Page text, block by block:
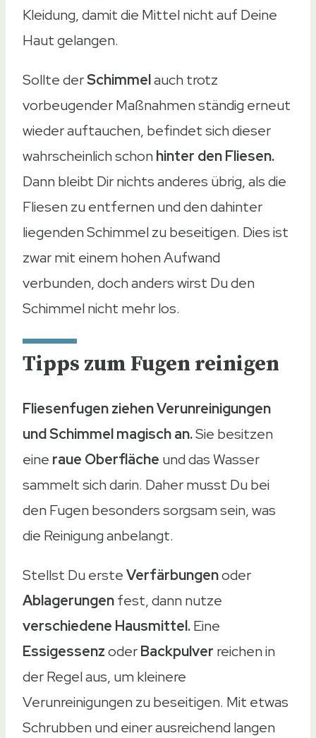
Kleidung, damit die Mittel nicht auf Deine
Haut gelangen.
Sollte derSchimmelauch trotz
vorbeugender Maßnahmen ständig erneut
wieder auftauchen, befindet sich dieser
wahrscheinlich schonhinter den Fliesen.
Dann bleibt Dir nichts anderes übrig, als die
Fliesen zu entfernen und den dahinter
liegenden Schimmel zu beseitigen. Dies ist
zwar mit einem hohen Aufwand
verbunden, doch anders wirst Du den
Schimmel nicht mehr los.
Tipps zum Fugen reinigen
Fliesenfugen ziehen Verunreinigungen
und Schimmel magisch an.Sie besitzen
eine raue Oberfläche und das Wasser
sammelt sich darin. Daher musst Du bei
den Fugen besonders sorgsam sein, was
die Reinigung anbelangt.
Stellst Du ersteVerfärbungenoder
Ablagerungenfest, dann nutze
verschiedene Hausmittel.Eine
EssigessenzoderBackpulver reichen in
der Regel aus, um kleinere
Verunreinigungen zu beseitigen. Mit etwas
Schrubben und einer ausreichend langen